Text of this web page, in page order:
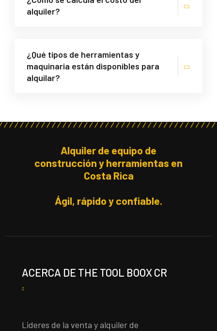
alquiler?
¿Qué tipos de herramientas y
maquinaria están disponibles para
alquilar?
Alquiler de equipo de
construcción y herramientas en
Costa Rica
Ágil, rápido y confiable.
ACERCA DE THE TOOL BOOX CR
Lideres de la venta y alquiler de